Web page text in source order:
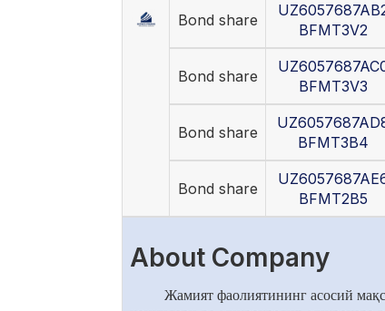
Bond share
BFMT3V2
Bond share
BFMT3V3
Bond share
BFMT3B4
Bond share
BFMT2B5
About Company
Жамият фаолиятининг асосий